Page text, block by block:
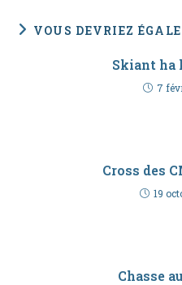
VOUS DEVRIEZ
Skiant ha
7
Cross des
19
Chasse